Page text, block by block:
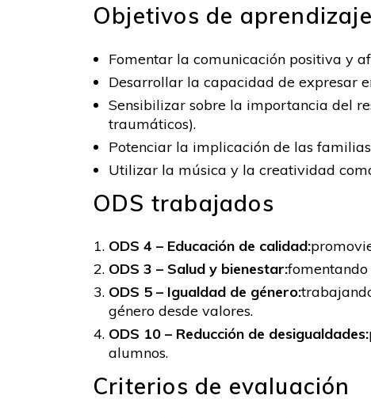
Objetivos de aprendizaje
Fomentar la comunicación positiva y
Desarrollar la capacidad de expresar
Sensibilizar sobre la importancia del
traumáticos).
Potenciar la implicación de las
Utilizar la música y la creatividad
ODS trabajados
ODS 4 – Educación de calidad:
ODS 3 – Salud y bienestar:
ODS 5 – Igualdad de género:
género desde valores.
ODS 10 – Reducción de desigualdades:
alumnos.
Criterios de evaluación